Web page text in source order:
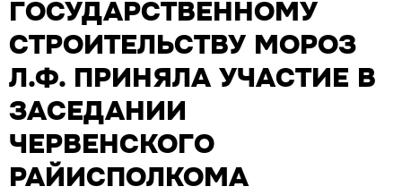
ГОСУДАРСТВЕННОМУ
СТРОИТЕЛЬСТВУ МОРОЗ
Л.Ф. ПРИНЯЛА УЧАСТИЕ В
ЗАСЕДАНИИ
ЧЕРВЕНСКОГО
РАЙИСПОЛКОМА